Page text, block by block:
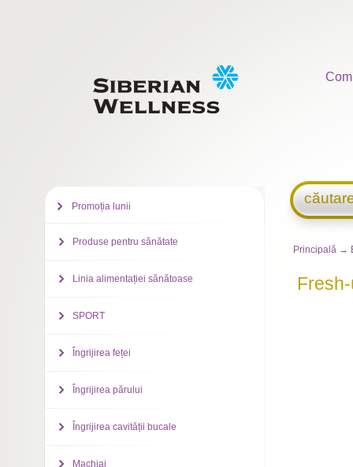
Principală →
Promoția lunii
Produse pentru sănătate
Linia alimentației sănătoase
SPORT
Îngrijirea feței
Îngrijirea părului
Îngrijirea cavității bucale
Machiaj